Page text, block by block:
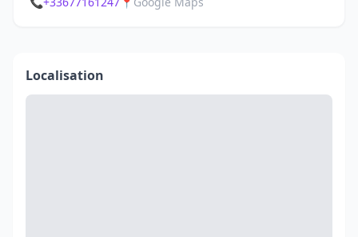
Localisation